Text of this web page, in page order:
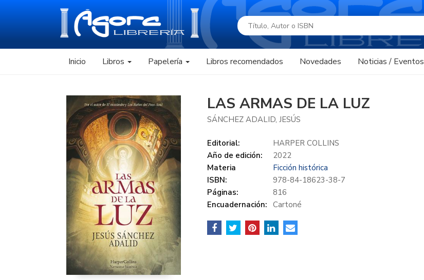
Inicio Libros Papelería Libros recomendados Novedades Noticias / Eventos
LAS ARMAS DE LA LUZ
SÁNCHEZ ADALID, JESÚS
Editorial:
HARPER COLLINS
Año de edición:
2022
Materia
Ficción histórica
ISBN:
978-84-18623-38-7
Páginas:
816
Encuadernación:
Cartoné